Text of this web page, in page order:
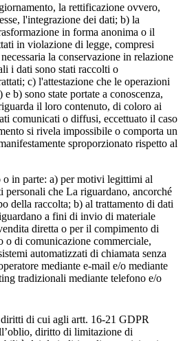
la rettificazione ovvero,
l'integrazione dei dati; b) la
in forma anonima o il
in violazione di legge, compresi
la conservazione in relazione
i dati sono stati raccolti o
c) l'attestazione che le operazioni
b) sono state portate a conoscenza,
il loro contenuto, di coloro ai
comunicati o diffusi, eccettuato il caso
si rivela impossibile o comporta un
sproporzionato rispetto al
in parte: a) per motivi legittimi al
personali che La riguardano, ancorché
della raccolta; b) al trattamento di dati
a fini di invio di materiale
diretta o per il compimento di
o di comunicazione commerciale,
automatizzati di chiamata senza
mediante e-mail e/o mediante
tradizionali mediante telefono e/o
di cui agli artt. 16-21 GDPR
diritto di limitazione di